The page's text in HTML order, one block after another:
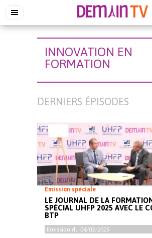
INNOVATION EN
FORMATION
DERNIERS ÉPISODES
Emission spéciale
LE JOURNAL DE LA
SPÉCIAL UHFP 2025 AVEC LE
BTP
Emission du 04/02/2025